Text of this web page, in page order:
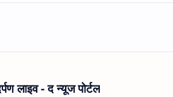
लाइव - द न्यूज पोर्टल